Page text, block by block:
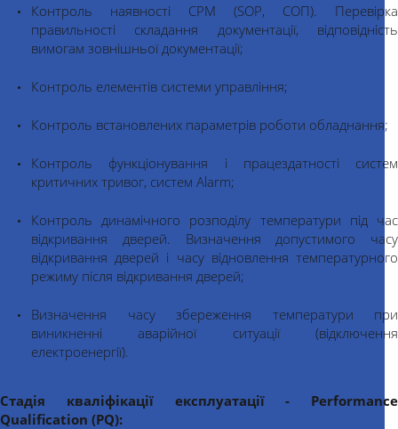
Контроль наявності СРМ (SOP, СОП). Перевірка
правильності складання документації, відповідність
вимогам зовнішньої документації;
Контроль елементів системи управління;
Контроль встановлених параметрів роботи обладнання;
Контроль функціонування і працездатності систем
критичних тривог, систем Alarm;
Контроль динамічного розподілу температури під час
відкривання дверей. Визначення допустимого часу
відкривання дверей і часу відновлення температурного
режиму після відкривання дверей;
Визначення часу збереження температури при
виникненні аварійної ситуації (відключення
електроенергії).
Стадія кваліфікації експлуатації - Performance
Qualification (PQ):